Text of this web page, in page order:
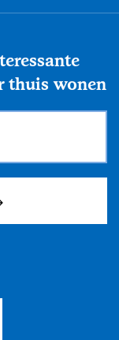
thuis wonen